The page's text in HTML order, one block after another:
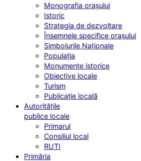
Monografia orașului
Istoric
Strategia de dezvoltare
Însemnele specifice orașului
Simbolurile Naționale
Populația
Monumente istorice
Obiective locale
Turism
Publicație locală
Autoritățile
publice locale
Primarul
Consiliul local
RUTI
Primăria